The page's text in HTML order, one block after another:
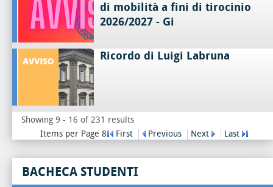
di mobilità a fini di tirocinio
2026/2027 - Gi
Ricordo di Luigi Labruna
Showing 9 - 16 of 231 results
Items per Page 8
First Previous Next Last
BACHECA STUDENTI